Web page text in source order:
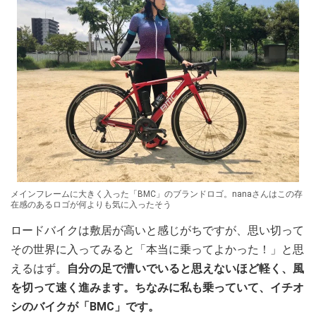
メインフレームに大きく入った「BMC」のブランドロゴ。nanaさんはこの存
在感のあるロゴが何よりも気に入ったそう
ロードバイクは敷居が高いと感じがちですが、思い切って
その世界に入ってみると「本当に乗ってよかった！」と思
えるはず。
自分の足で漕いでいると思えないほど軽く、風
を切って速く進みます。ちなみに私も乗っていて、イチオ
シのバイクが「BMC」です。